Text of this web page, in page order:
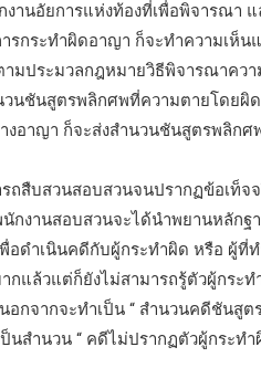
านอัยการแห่งท้องที่เพื่อพิจารณา
กระทำผิดอาญา ก็จะทำความเห็น
ามประมวลกฎหมายวิธีพิจารณาคว
วนชันสูตรพลิกศพที่ความตายโดย
งอาญา ก็จะส่งสำนวนชันสูตรพลิก
สืบสวนสอบสวนจนปรากฏข้อเท็จ
กงานสอบสวนจะได้นำพยานหลักฐ
ดำเนินคดีกับผู้กระทำผิด หรือ ผู้ที่
แล้วแต่ก็ยังไม่สามารถรู้ตัวผู้กระ
อกจากจะทำเป็น “ สำนวนคดีชันสู
นสำนวน “ คดีไม่ปรากฏตัวผู้กระท